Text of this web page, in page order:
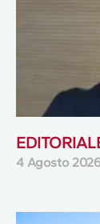
4 Agosto